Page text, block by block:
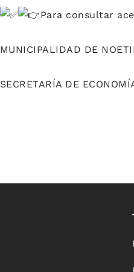
Para consultar
MUNICIPALIDAD DE
SECRETARÍA DE